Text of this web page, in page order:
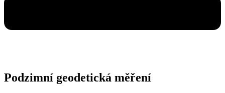
Podzimní geodetická měření